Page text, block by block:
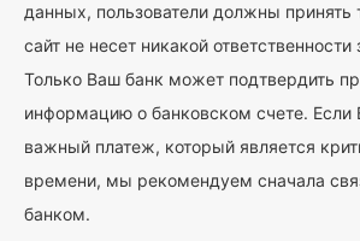
данных, пользователи должны принять
сайт не несет никакой ответственности
Только Ваш банк может подтвердить
информацию о банковском счете. Если
важный платеж, который является
времени, мы рекомендуем сначала
банком.